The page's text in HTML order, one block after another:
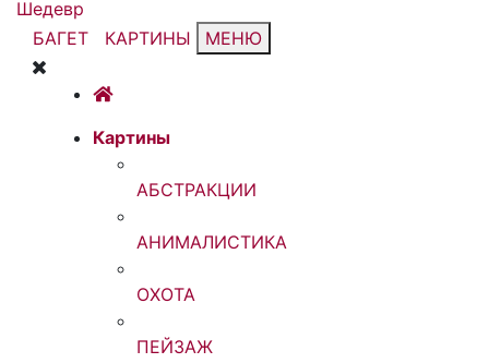
БАГЕТ КАРТИНЫ МЕНЮ
Картины
АБСТРАКЦИИ
АНИМАЛИСТИКА
ОХОТА
ПЕЙЗАЖ